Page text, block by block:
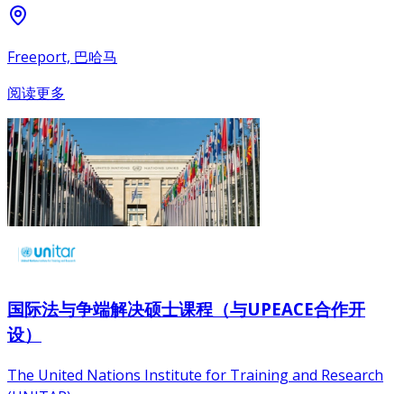
Freeport, 巴哈马
阅读更多
国际法与争端解决硕士课程（与UPEACE合作开
设）
The United Nations Institute for Training and Research